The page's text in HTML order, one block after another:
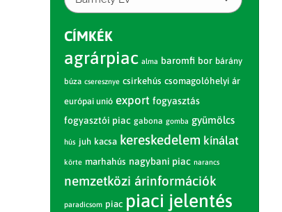
CÍMKÉK
agrárpiac alma baromfi bor bárány
búza cseresznye csirkehús csomagolóhelyi ár
európai unió export fogyasztás
fogyasztói piac gabona gomba gyümölcs
hús juh kacsa kereskedelem kínálat
körte marhahús nagybani piac narancs
nemzetközi árinformációk
paradicsom piac piaci jelentés